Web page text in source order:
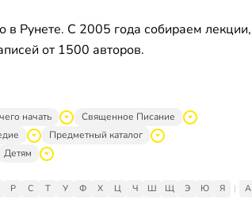
в Рунете. С 2005 года собираем лекции,
от 1500 авторов.
начать
Священное Писание
Предметный каталог
Детям
Р С Т У Ф Х Ц Ч Ш Щ Э Ю Я | A